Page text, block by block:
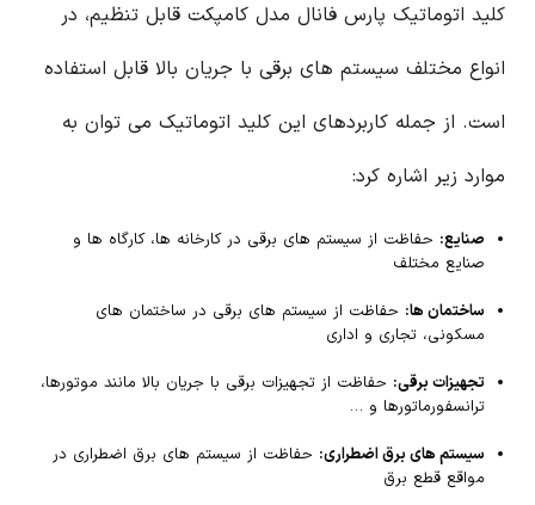
کلید اتوماتیک پارس فانال مدل کامپکت قابل تنظیم، در
انواع مختلف سیستم های برقی با جریان بالا قابل استفاده
است. از جمله کاربردهای این کلید اتوماتیک می توان به
موارد زیر اشاره کرد:
صنایع: حفاظت از سیستم های برقی در کارخانه ها، کارگاه ها و
صنایع مختلف
ساختمان ها: حفاظت از سیستم های برقی در ساختمان های
مسکونی، تجاری و اداری
تجهیزات برقی: حفاظت از تجهیزات برقی با جریان بالا مانند موتورها،
ترانسفورماتورها و …
سیستم های برق اضطراری: حفاظت از سیستم های برق اضطراری در
مواقع قطع برق